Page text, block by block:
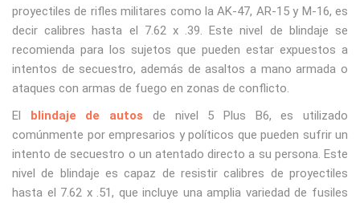
proyectiles de rifles militares como la AK-47, AR-15 y M-16, es
decir calibres hasta el 7.62 x .39. Este nivel de blindaje se
recomienda para los sujetos que pueden estar expuestos a
intentos de secuestro, además de asaltos a mano armada o
ataques con armas de fuego en zonas de conflicto.
El blindaje de autos de nivel 5 Plus B6, es utilizado
comúnmente por empresarios y políticos que pueden sufrir un
intento de secuestro o un atentado directo a su persona. Este
nivel de blindaje es capaz de resistir calibres de proyectiles
hasta el 7.62 x .51, que incluye una amplia variedad de fusiles